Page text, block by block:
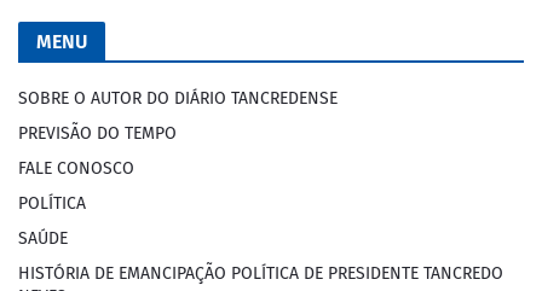
MENU
SOBRE O AUTOR DO DIÁRIO TANCREDENSE
PREVISÃO DO TEMPO
FALE CONOSCO
POLÍTICA
SAÚDE
HISTÓRIA DE EMANCIPAÇÃO POLÍTICA DE PRESIDENTE TANCREDO